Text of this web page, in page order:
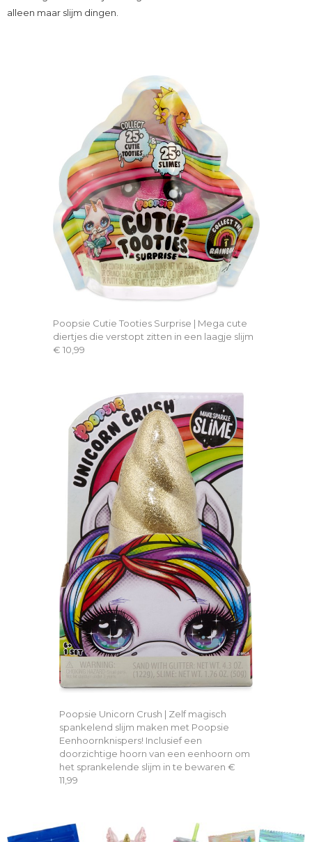
alleen maar slijm dingen.
Poopsie Cutie Tooties Surprise | Mega cute
diertjes die verstopt zitten in een laagje slijm
€ 10,99
Poopsie Unicorn Crush | Zelf magisch
spankelend slijm maken met Poopsie
Eenhoornknispers! Inclusief een
doorzichtige hoorn van een eenhoorn om
het sprankelende slijm in te bewaren €
11,99